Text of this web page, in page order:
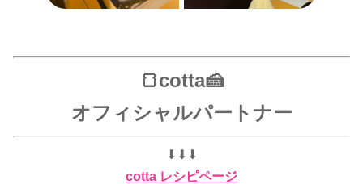
🍞cotta🍰
オフィシャルパートナー
⬇︎⬇︎⬇︎
cotta レシピページ